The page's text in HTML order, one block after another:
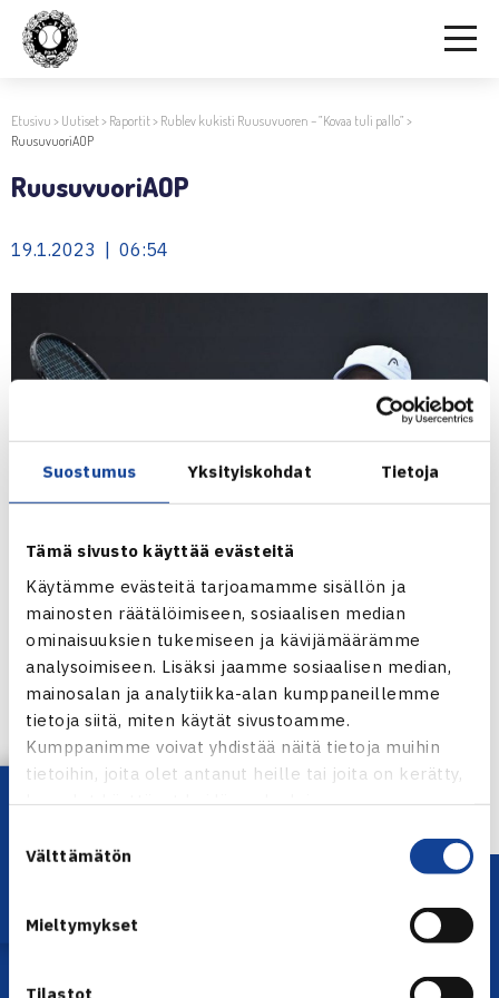
Suostumus Yksityiskohdat Tietoja
Tämä sivusto käyttää evästeitä
Käytämme evästeitä tarjoamamme sisällön ja
mainosten räätälöimiseen, sosiaalisen median
ominaisuuksien tukemiseen ja kävijämäärämme
analysoimiseen. Lisäksi jaamme sosiaalisen median,
mainosalan ja analytiikka-alan kumppaneillemme
tietoja siitä, miten käytät sivustoamme.
Kumppanimme voivat yhdistää näitä tietoja muihin
tietoihin, joita olet antanut heille tai joita on kerätty,
kun olet käyttänyt heidän palvelujaan.
valinta
Välttämätön
Mieltymykset
Etusivu > Uutiset> Raportit> Rublev kukisti Ruusuvuoren – ”Kovaa tuli pallo” >
RuusuvuoriAOP
RuusuvuoriAOP
19.1.2023 | 06:54
← Edellinen
Lataa OmaTennis!